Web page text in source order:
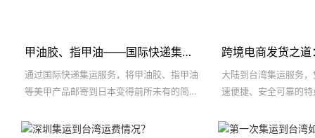
甲油胶、指甲油——国际快递集运，时尚美丽无国界
通过国际快递集运服务，将甲油胶、指甲油
等美甲产品邮寄到日本变得前所未有的简单
大陆到台湾集运服务
速便捷、安全可靠的
多的海外购物便利，